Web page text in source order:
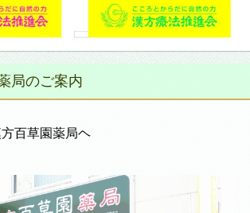
局のご案内
百草園薬局ヘ